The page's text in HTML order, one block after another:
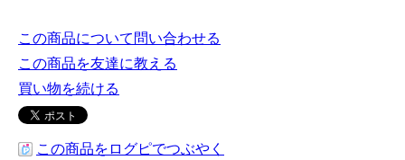
この商品について問い合わせる
この商品を友達に教える
買い物を続ける
この商品をログピでつぶやく